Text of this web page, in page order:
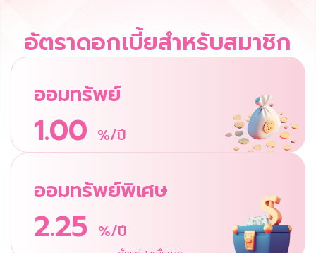
อัตราดอกเบี้ยสำหรับสมาชิก
ออมทรัพย์
1.00 %/ปี
ออมทรัพย์พิเศษ
2.25 %/ปี